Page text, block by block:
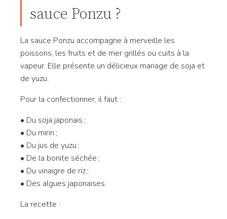
sauce Ponzu ?
La sauce Ponzu accompagne à merveille les
poissons, les fruits et de mer grillés ou cuits à la
vapeur. Elle présente un délicieux mariage de soja et
de yuzu.
Pour la confectionner, il faut :
• Du soja japonais ;
• Du mirin ;
• Du jus de yuzu ;
• De la bonite séchée ;
• Du vinaigre de riz ;
• Des algues japonaises.
La recette :